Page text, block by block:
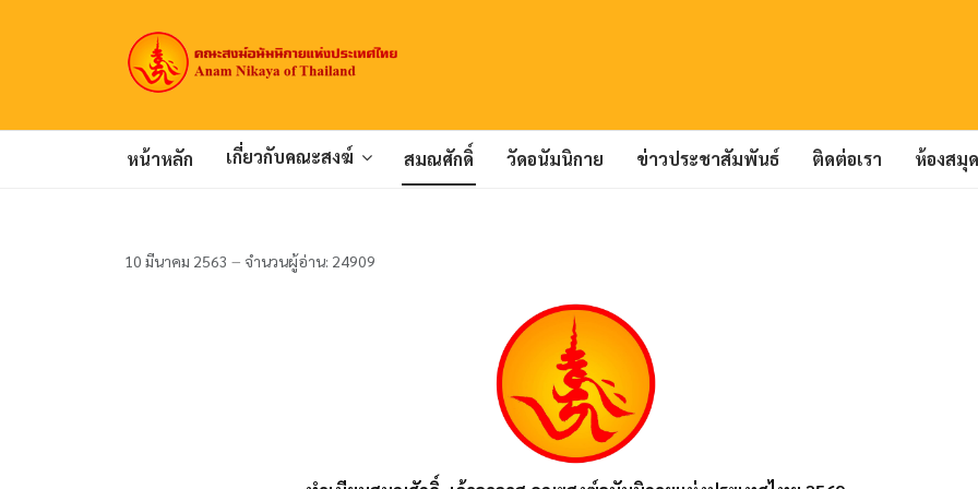
หน้าหลัก เกี่ยวกับคณะสงฆ์ สมณศักดิ์ วัดอนัมนิกาย ข่าวประชาสัมพันธ์ ติดต่อเรา ห้องสมุด
10 มีนาคม 2563 จำนวนผู้อ่าน: 24909